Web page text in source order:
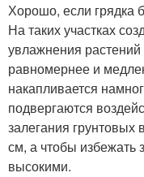
Хорошо, если грядка
На таких участках
увлажнения
равномернее и
накапливается
подвергаются
залегания
см, а чтобы избежать
высокими.